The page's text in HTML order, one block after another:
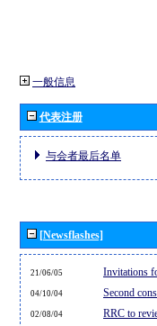
一般信息
代表注册
与会者最后名单
[Newsflashes]
21/06/05 Invitations
04/10/04 Second
02/08/04 RRC to